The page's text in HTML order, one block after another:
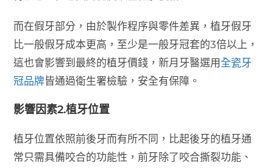
而在假牙部分，由於製作程序與零件差異，植牙假牙
比一般假牙成本更高，至少是一般牙冠套的3倍以上，
這也會影響到最終的植牙價錢，新月牙醫選用全瓷牙
冠品牌皆通過衛生署檢驗，安全有保障。
影響因素2.植牙位置
植牙位置依照前後牙而有所不同，比起後牙的植牙通
常只需具備咬合的功能性，前牙除了咬合撕裂功能、